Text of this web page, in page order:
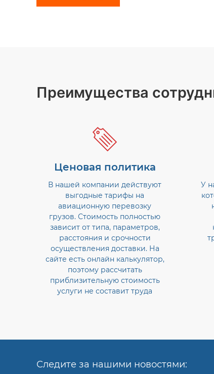
Преимущества
Ценовая политика
В нашей компании действуют
выгодные тарифы на
авиационную перевозку
грузов. Стоимость полностью
зависит от типа, параметров,
расстояния и срочности
осуществления доставки. На
сайте есть онлайн калькулятор,
поэтому рассчитать
приблизительную стоимость
услуги не составит труда
У
Следите за нашими новостями: